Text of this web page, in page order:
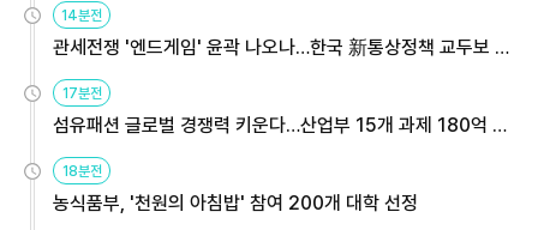
14분전
관세전쟁 '엔드게임' 윤곽 나오나…한국 新통상정책 교두보 활
17분전
섬유패션 글로벌 경쟁력 키운다…산업부 15개 과제 180억 지
18분전
농식품부, '천원의 아침밥' 참여 200개 대학 선정